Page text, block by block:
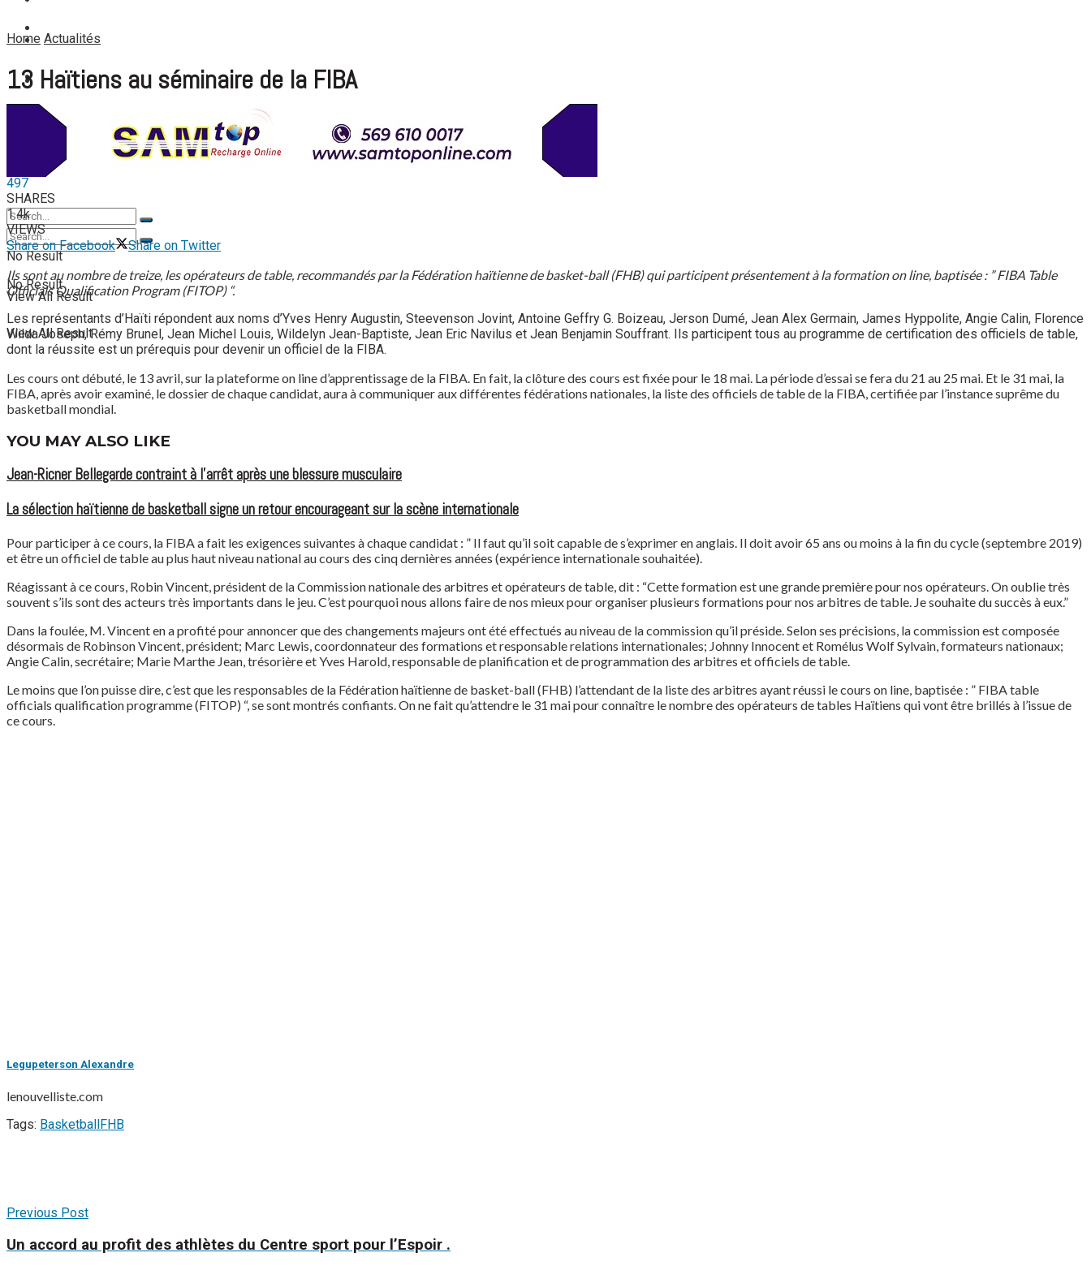
BASKETBALL
TENNIS
TENNIS DE TABLE
No Result
View All Result
FOOT EXPATRIÉS
BASKETBALL
TENNIS
TENNIS DE TABLE
No Result
View All Result
Home Actualités
13 Haïtiens au séminaire de la FIBA
Basketball
497
SHARES
1.4k
VIEWS
Share on Facebook
Share on Twitter
Ils sont au nombre de treize, les opérateurs de table, recommandés par la Fédération haïtienne de basket-ball (FHB) qui participent présentement à la formation on line, baptisée : ” FIBA Table
Officials Qualification Program (FITOP) “.
Les représentants d’Haïti répondent aux noms d’Yves Henry Augustin, Steevenson Jovint, Antoine Geffry G. Boizeau, Jerson Dumé, Jean Alex Germain, James Hyppolite, Angie Calin, Florence
Wilda Joseph, Rémy Brunel, Jean Michel Louis, Wildelyn Jean-Baptiste, Jean Eric Navilus et Jean Benjamin Souffrant. Ils participent tous au programme de certification des officiels de table,
dont la réussite est un prérequis pour devenir un officiel de la FIBA.
Les cours ont débuté, le 13 avril, sur la plateforme on line d’apprentissage de la FIBA. En fait, la clôture des cours est fixée pour le 18 mai. La période d’essai se fera du 21 au 25 mai. Et le 31 mai, la
FIBA, après avoir examiné, le dossier de chaque candidat, aura à communiquer aux différentes fédérations nationales, la liste des officiels de table de la FIBA, certifiée par l’instance suprême du
basketball mondial.
YOU MAY ALSO LIKE
Jean-Ricner Bellegarde contraint à l’arrêt après une blessure musculaire
La sélection haïtienne de basketball signe un retour encourageant sur la scène internationale
Pour participer à ce cours, la FIBA a fait les exigences suivantes à chaque candidat : ” Il faut qu’il soit capable de s’exprimer en anglais. Il doit avoir 65 ans ou moins à la fin du cycle (septembre 2019)
et être un officiel de table au plus haut niveau national au cours des cinq dernières années (expérience internationale souhaitée).
Réagissant à ce cours, Robin Vincent, président de la Commission nationale des arbitres et opérateurs de table, dit : “Cette formation est une grande première pour nos opérateurs. On oublie très
souvent s’ils sont des acteurs très importants dans le jeu. C’est pourquoi nous allons faire de nos mieux pour organiser plusieurs formations pour nos arbitres de table. Je souhaite du succès à eux.”
Dans la foulée, M. Vincent en a profité pour annoncer que des changements majeurs ont été effectués au niveau de la commission qu’il préside. Selon ses précisions, la commission est composée
désormais de Robinson Vincent, président; Marc Lewis, coordonnateur des formations et responsable relations internationales; Johnny Innocent et Romélus Wolf Sylvain, formateurs nationaux;
Angie Calin, secrétaire; Marie Marthe Jean, trésorière et Yves Harold, responsable de planification et de programmation des arbitres et officiels de table.
Le moins que l’on puisse dire, c’est que les responsables de la Fédération haïtienne de basket-ball (FHB) l’attendant de la liste des arbitres ayant réussi le cours on line, baptisée : ” FIBA table
officials qualification programme (FITOP) “, se sont montrés confiants. On ne fait qu’attendre le 31 mai pour connaître le nombre des opérateurs de tables Haïtiens qui vont être brillés à l’issue de
ce cours.
Legupeterson Alexandre
lenouvelliste.com
Tags: BasketballFHB
Previous Post
Un accord au profit des athlètes du Centre sport pour l’Espoir .